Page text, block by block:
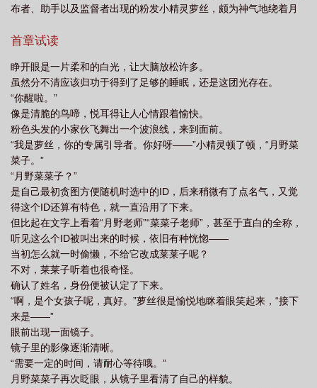
布者、助手以及监督者出现的粉发小精灵萝丝，颇为神气地绕着月
前，“那些可都是天才级别的音乐学员，还有一个拥有金色琴弦加
玩家！”萝丝激动地将脸贴近在月野菜菜子的眼前，“再说了，你演奏
时候的QTE都将是最高难度，我只不过是将表现形式转化一下而
已。”“嗯……”“让他们见识一下QTE的威力吧！”萝丝退开，将手中的
魔法棒朝前指去。“那我的要求？”“意识空间完成的QTE会让你以弹
奏乐器的形式表现出来。”萝丝动了动举着魔法棒的手示意。“让他们
见识一下QTE的威力吧！”月野菜菜子跟着举起手。
————————ooc有，当爽文看就好关于乐器并不专业，尽量不
出大错QTE指快速点击反应事件，游戏常用
首章试读
睁开眼是一片柔和的白光，让大脑放松许多。
虽然分不清应该归功于得到了足够的睡眠，还是这团光存在。
“你醒啦。”
像是清脆的鸟啼，悦耳得让人心情跟着愉快。
粉色头发的小家伙飞舞出一个波浪线，来到面前。
“我是萝丝，你的专属引导者。你好呀——”小精灵顿了顿，“月野菜
菜子。”
“月野菜菜子？”
是自己最初贪图方便随机时选中的ID，后来稍微有了点名气，又觉
得这个ID还算有特色，就一直沿用了下来。
但比起在文字上看着“月野老师”“菜菜子老师”，甚至于直白的全称，
听见这么个ID被叫出来的时候，依旧有种恍惚——
当初怎么就一时偷懒，不给它改成莱莱子呢？
不对，莱莱子听着也很奇怪。
确认了姓名，身份便被认定了下来。
“啊，是个女孩子呢，真好。”萝丝很是愉悦地眯着眼笑起来，“接下
来是——”
眼前出现一面镜子。
镜子里的影像逐渐清晰。
“需要一定的时间，请耐心等待哦。”
月野菜菜子再次眨眼，从镜子里看清了自己的样貌。